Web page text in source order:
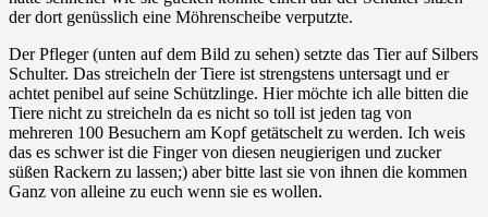
der dort genüsslich eine Möhrenscheibe verputzte.
Der Pfleger (unten auf dem Bild zu sehen) setzte das Tier auf Silbers
Schulter. Das streicheln der Tiere ist strengstens untersagt und er
achtet penibel auf seine Schützlinge. Hier möchte ich alle bitten die
Tiere nicht zu streicheln da es nicht so toll ist jeden tag von
mehreren 100 Besuchern am Kopf getätschelt zu werden. Ich weis
das es schwer ist die Finger von diesen neugierigen und zucker
süßen Rackern zu lassen;) aber bitte last sie von ihnen die kommen
Ganz von alleine zu euch wenn sie es wollen.